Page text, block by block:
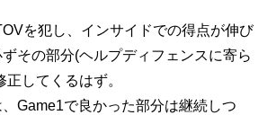
を犯し、インサイドでの得点が伸び
その部分(ヘルプディフェンスに寄ら
してくるはず。
Game1で良かった部分は継続しつ